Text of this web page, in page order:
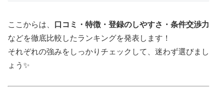
ここからは、
口コミ・特徴・登録のしやすさ・条件交渉力
などを徹底比較したランキングを発表します！
それぞれの強みをしっかりチェックして、迷わず選びまし
ょう✨